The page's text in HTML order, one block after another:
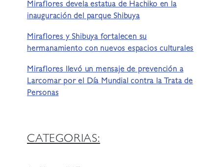
Miraflores devela estatua de Hachiko en la
inauguración del parque Shibuya
Miraflores y Shibuya fortalecen su
hermanamiento con nuevos espacios culturales
Miraflores llevó un mensaje de prevención a
Larcomar por el Día Mundial contra la Trata de
Personas
CATEGORIAS: